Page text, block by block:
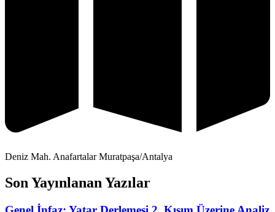
Deniz Mah. Anafartalar Muratpaşa/Antalya
Son Yayınlanan Yazılar